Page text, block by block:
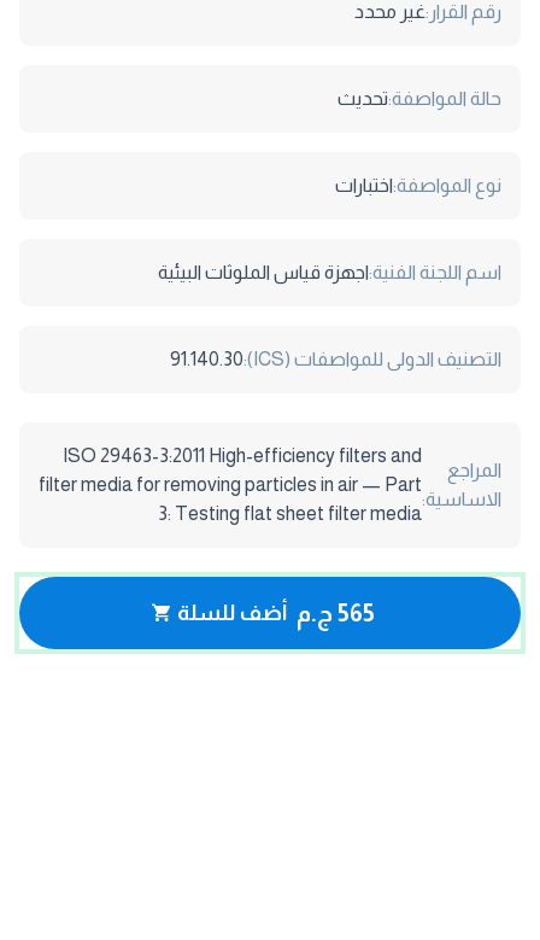
رقم القرار:غير محدد
حالة المواصفة:تحديث
نوع المواصفة:اختبارات
اسم اللجنة الفنية:اجهزة قياس الملوثات البيئية
التصنيف الدولى للمواصفات (ICS): 91.140.30
المراجع
الاساسية:
ISO 29463-3:2011 High-efficiency filters and
filter media for removing particles in air — Part
3: Testing flat sheet filter media
565 ج.م أضف للسلة